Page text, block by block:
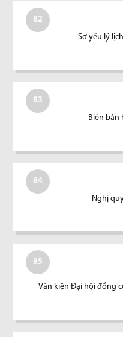
82
Sơ yếu lý
83
Biên bản
84
Nghị
85
Văn kiện Đại hội đồng